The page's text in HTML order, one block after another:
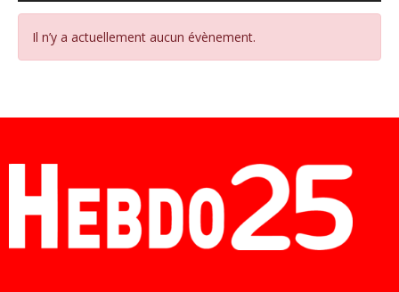
Il n’y a actuellement aucun évènement.